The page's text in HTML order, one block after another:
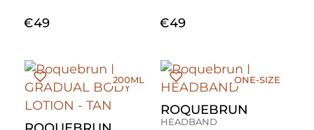
€49 €49
200ML
ROQUEBRUN
HEADBAND
ONE-SIZE